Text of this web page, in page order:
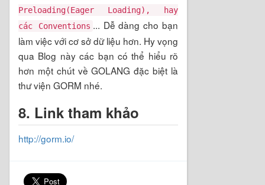
Preloading(Eager Loading), hay
các Conventions ... Dễ dàng cho bạn
làm việc với cơ sở dữ liệu hơn. Hy vọng
qua Blog này các bạn có thể hiểu rõ
hơn một chút về GOLANG đặc biệt là
thư viện GORM nhé.
8. Link tham khảo
http://gorm.io/